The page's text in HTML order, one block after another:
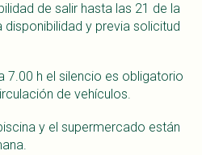
de salir hasta las 21 de la
y previa solicitud
7.00 h el silencio es obligatorio
de vehículos.
y el supermercado están